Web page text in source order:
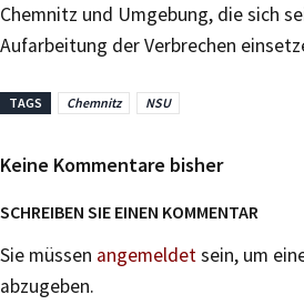
Chemnitz und Umgebung, die sich
Aufarbeitung der Verbrechen
TAGS Chemnitz NSU
Keine Kommentare bisher
SCHREIBEN SIE EINEN KOMMENTAR
Sie müssen angemeldetsein, um
abzugeben.